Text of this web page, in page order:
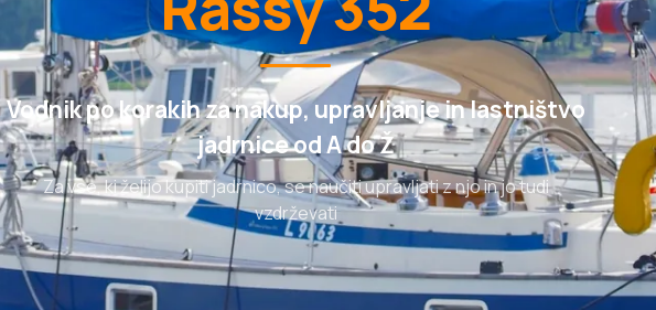
Vodnik po korakih za nakup, upravljanje in lastništvo
jadrnice od A do Ž
Za vse, ki želijo kupiti jadrnico, se naučiti upravljati z njo in jo tudi
vzdrževati